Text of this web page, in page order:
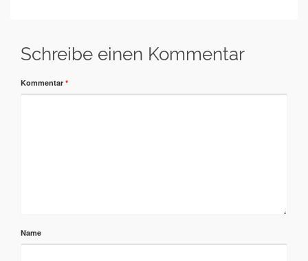
Schreibe einen Kommentar
Kommentar *
Name